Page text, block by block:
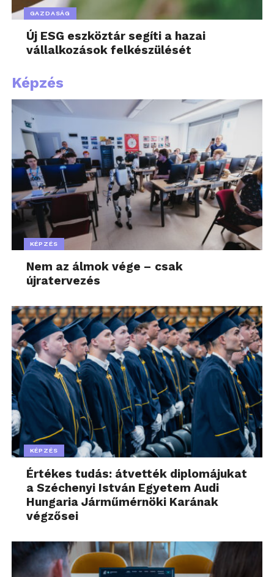
GAZDASÁG
Új ESG eszköztár segíti a hazai
vállalkozások felkészülését
Képzés
KÉPZÉS
Nem az álmok vége – csak
újratervezés
KÉPZÉS
Értékes tudás: átvették diplomájukat
a Széchenyi István Egyetem Audi
Hungaria Járműmérnöki Karának
végzősei